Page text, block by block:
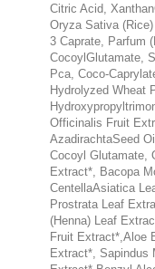
Citric Acid,
Oryza Sativa
3 Caprate, Parfum
CocoylGlutamate,
Pca, Coco-
Hydrolyzed Wheat
O­fficinalis Fruit
AzadirachtaSeed
Cocoyl Glutamate,
Extract*, Bacopa
CentellaAsiatica
Prostrata Leaf
(Henna) Leaf
Fruit Extract*,Aloe
Extract*, Sapindus